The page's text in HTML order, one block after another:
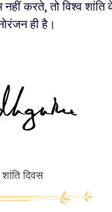
करते, तो विश्व शांति
ही है।
शांति दिवस